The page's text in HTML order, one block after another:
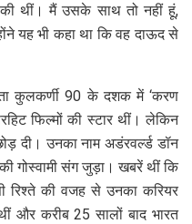
की थीं। मैं उसके साथ तो नहीं हूं,
यह भी कहा था कि वह दाऊद से
कुलकर्णी 90 के दशक में ‘करण
फिल्मों की स्टार थीं। लेकिन
दी। उनका नाम अडंरवर्ल्ड डॉन
गोस्वामी संग जुड़ा। खबरें थीं कि
रिश्ते की वजह से उनका करियर
और करीब 25 सालों बाद भारत